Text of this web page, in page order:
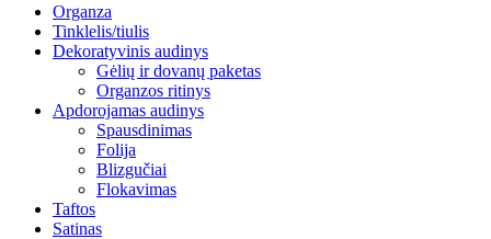
Organza
Tinklelis/tiulis
Dekoratyvinis audinys
Gėlių ir dovanų paketas
Organzos ritinys
Apdorojamas audinys
Spausdinimas
Folija
Blizgučiai
Flokavimas
Taftos
Satinas